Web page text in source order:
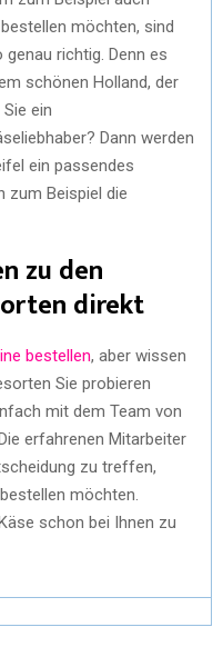
möchten, sind
richtig. Denn es
schönen Holland, der
ein
Dann werden
ein passendes
zum Beispiel die
zu den
direkt
bestellen, aber wissen
Sie probieren
mit dem Team von
erfahrenen Mitarbeiter
zu treffen,
möchten.
schon bei Ihnen zu